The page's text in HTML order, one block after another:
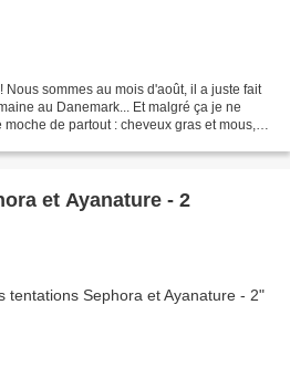
Nous sommes au mois d'août, il a juste fait
au Danemark... Et malgré ça je ne
de partout : cheveux gras et mous,
et Ayanature - 2